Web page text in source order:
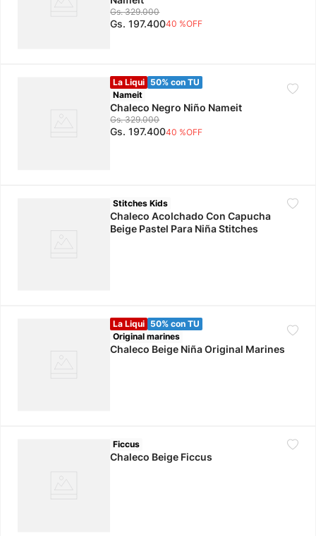
Gs. 329.000
Gs. 197.40040 %OFF
La Liqui 50% con TU
Nameit
Chaleco Negro Niño Nameit
Gs. 329.000
Gs. 197.40040 %OFF
Stitches Kids
Chaleco Acolchado Con Capucha
Beige Pastel Para Niña Stitches
La Liqui 50% con TU
Original marines
Chaleco Beige Niña Original Marines
Ficcus
Chaleco Beige Ficcus